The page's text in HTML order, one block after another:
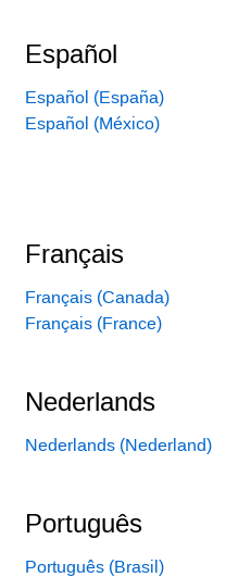
Español
Español (España)
Español (México)
Français
Français (Canada)
Français (France)
Nederlands
Nederlands (Nederland)
Português
Português (Brasil)